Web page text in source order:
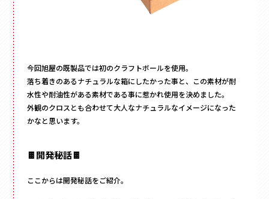
今回旭屋の既製品では初のクラフトボールを使用。
落ち着きのあるナチュラルな箱にしたかった事と、この素材が耐
水性や耐油性がある素材である事に惹かれ使用を決めました。
外観のクロスとも合わせて大人なナチュラルなイメージになった
かなと思います。
🍫開発秘話🍫
ここからは開発秘話をご紹介。